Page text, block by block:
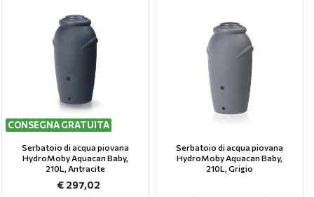
CONSEGNA GRATUITA
Serbatoio di acqua piovana
HydroMoby Aquacan Baby,
210L, Antracite
€ 297,02
Serbatoio di acqua piovana
HydroMoby Aquacan Baby,
210L, Grigio